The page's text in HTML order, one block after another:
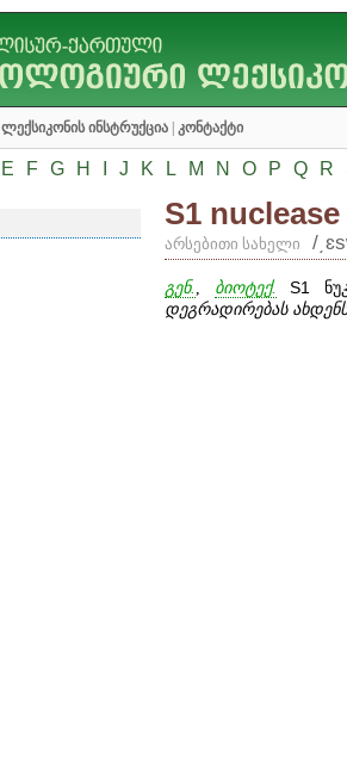
ლექსიკონის ინსტრუქცია კონტაქტი
E F G H J K L M N O P Q R
S1 nuclease
არსებითი სახელი /
გენ. ბიოტექ. S1
დეგრადირებას ახდენს